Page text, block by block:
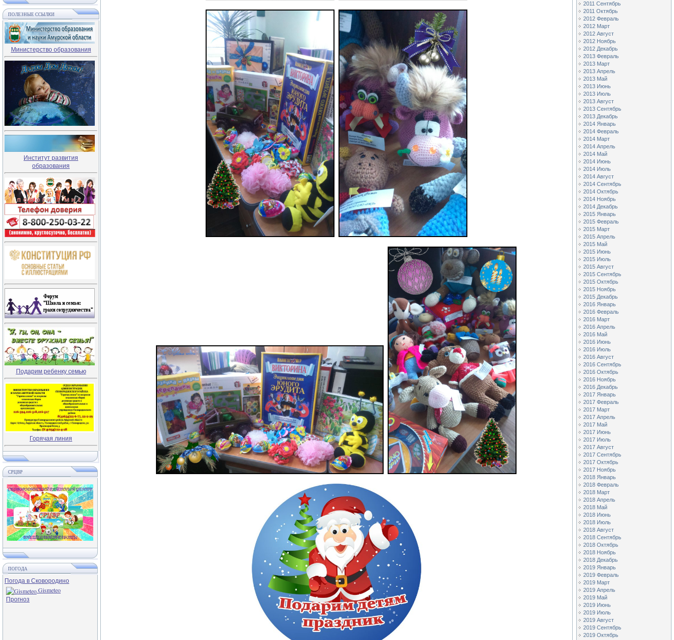
ПОЛЕЗНЫЕ ССЫЛКИ
Министерство образования
Институт развития
образования
Подарим ребенку семью
Горячая линия
СРЦВР
ПОГОДА
Погода в Сковородино
Gismeteo
Прогноз
2011 Сентябрь
2011 Октябрь
2012 Февраль
2012 Март
2012 Август
2012 Ноябрь
2012 Декабрь
2013 Февраль
2013 Март
2013 Апрель
2013 Май
2013 Июнь
2013 Июль
2013 Август
2013 Сентябрь
2013 Декабрь
2014 Январь
2014 Февраль
2014 Март
2014 Апрель
2014 Май
2014 Июнь
2014 Июль
2014 Август
2014 Сентябрь
2014 Октябрь
2014 Ноябрь
2014 Декабрь
2015 Январь
2015 Февраль
2015 Март
2015 Апрель
2015 Май
2015 Июнь
2015 Июль
2015 Август
2015 Сентябрь
2015 Октябрь
2015 Ноябрь
2015 Декабрь
2016 Январь
2016 Февраль
2016 Март
2016 Апрель
2016 Май
2016 Июнь
2016 Июль
2016 Август
2016 Сентябрь
2016 Октябрь
2016 Ноябрь
2016 Декабрь
2017 Январь
2017 Февраль
2017 Март
2017 Апрель
2017 Май
2017 Июнь
2017 Июль
2017 Август
2017 Сентябрь
2017 Октябрь
2017 Ноябрь
2018 Январь
2018 Февраль
2018 Март
2018 Апрель
2018 Май
2018 Июнь
2018 Июль
2018 Август
2018 Сентябрь
2018 Октябрь
2018 Ноябрь
2018 Декабрь
2019 Январь
2019 Февраль
2019 Март
2019 Апрель
2019 Май
2019 Июнь
2019 Июль
2019 Август
2019 Сентябрь
2019 Октябрь